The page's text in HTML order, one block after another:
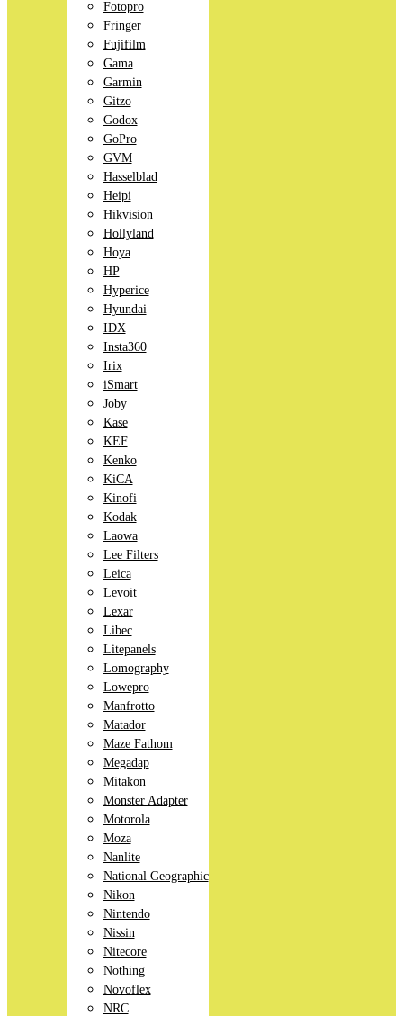
Fotopro
Fringer
Fujifilm
Gama
Garmin
Gitzo
Godox
GoPro
GVM
Hasselblad
Heipi
Hikvision
Hollyland
Hoya
HP
Hyperice
Hyundai
IDX
Insta360
Irix
iSmart
Joby
Kase
KEF
Kenko
KiCA
Kinofi
Kodak
Laowa
Lee Filters
Leica
Levoit
Lexar
Libec
Litepanels
Lomography
Lowepro
Manfrotto
Matador
Maze Fathom
Megadap
Mitakon
Monster Adapter
Motorola
Moza
Nanlite
National Geographic
Nikon
Nintendo
Nissin
Nitecore
Nothing
Novoflex
NRC